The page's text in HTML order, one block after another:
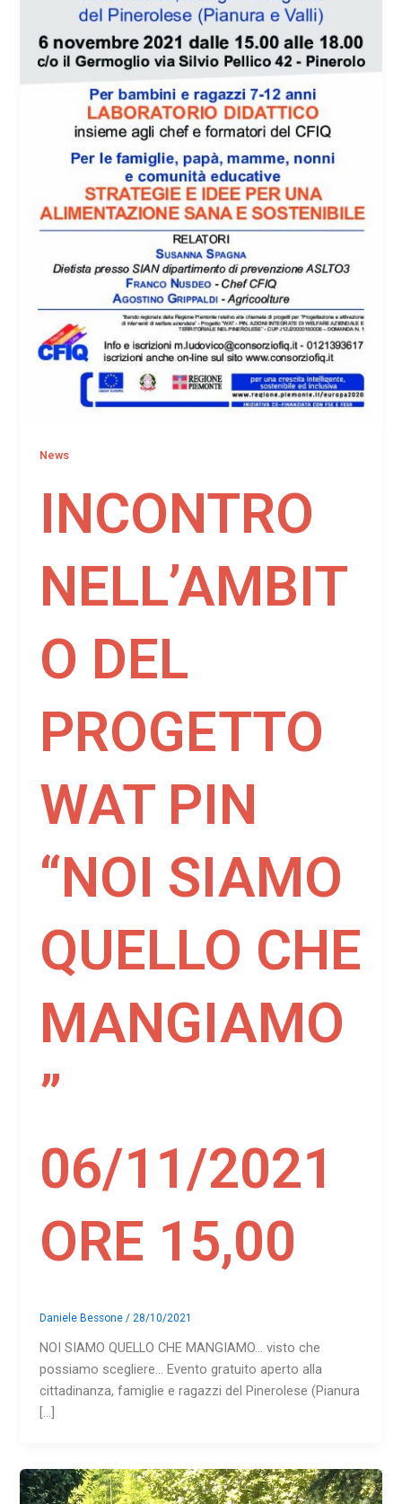
News
INCONTRO
NELL’AMBIT
O DEL
PROGETTO
WAT PIN
“NOI SIAMO
QUELLO CHE
MANGIAMO
”
06/11/2021
ORE 15,00
Daniele Bessone/28/10/2021
NOI SIAMO QUELLO CHE MANGIAMO… visto che
possiamo scegliere… Evento gratuito aperto alla
cittadinanza, famiglie e ragazzi del Pinerolese (Pianura
[…]